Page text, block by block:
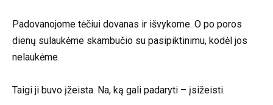
Padovanojome tėčiui dovanas ir išvykome. O po poros
dienų sulaukėme skambučio su pasipiktinimu, kodėl jos
nelaukėme.
Taigi ji buvo įžeista. Na, ką gali padaryti – įsižeisti.